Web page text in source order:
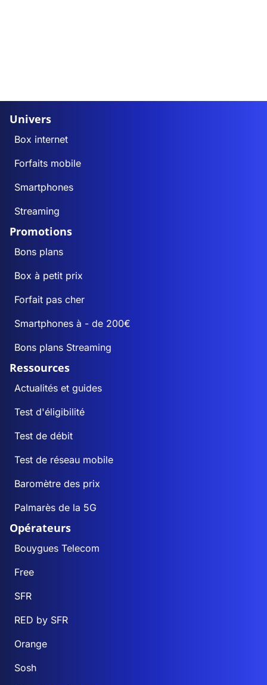
Univers
Box internet
Forfaits mobile
Smartphones
Streaming
Promotions
Bons plans
Box à petit prix
Forfait pas cher
Smartphones à - de 200€
Bons plans Streaming
Ressources
Actualités et guides
Test d'éligibilité
Test de débit
Test de réseau mobile
Baromètre des prix
Palmarès de la 5G
Opérateurs
Bouygues Telecom
Free
SFR
RED by SFR
Orange
Sosh